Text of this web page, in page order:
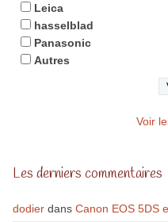
Leica
hasselblad
Panasonic
Autres
Voir
Les derniers commentaires
dodierdans Canon EOS 5DS